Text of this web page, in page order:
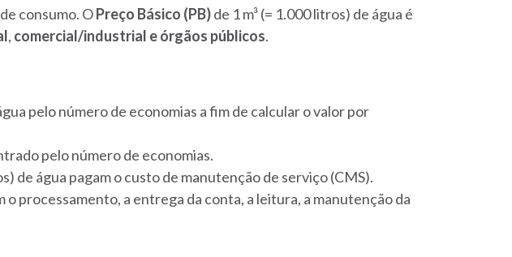
consumo. OPreço Básico (PB)de 1 m³ (= 1.000 litros) de água é
, comercial/industrial e órgãos públicos.
pelo número de economias a fim de calcular o valor por
pelo número de economias.
de água pagam o custo de manutenção de serviço (CMS).
o processamento, a entrega da conta, a leitura, a manutenção da